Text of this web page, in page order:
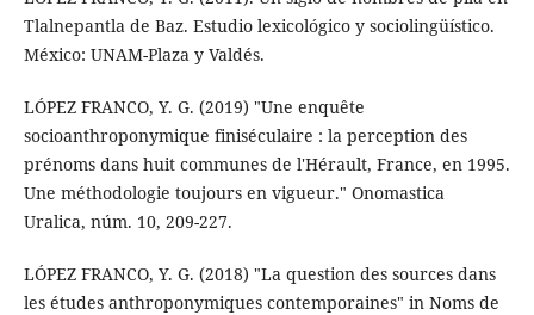
Tlalnepantla de Baz. Estudio lexicológico y sociolingüístico.
México: UNAM-Plaza y Valdés.
LÓPEZ FRANCO, Y. G. (2019) "Une enquête
socioanthroponymique finiséculaire : la perception des
prénoms dans huit communes de l'Hérault, France, en 1995.
Une méthodologie toujours en vigueur." Onomastica
Uralica, núm. 10, 209-227.
LÓPEZ FRANCO, Y. G. (2018) "La question des sources dans
les études anthroponymiques contemporaines" in Noms de